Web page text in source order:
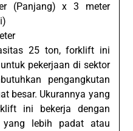
(Panjang) x 3 meter
25 ton, forklift ini
pekerjaan di sektor
pengangkutan
besar. Ukurannya yang
ini bekerja dengan
lebih padat atau